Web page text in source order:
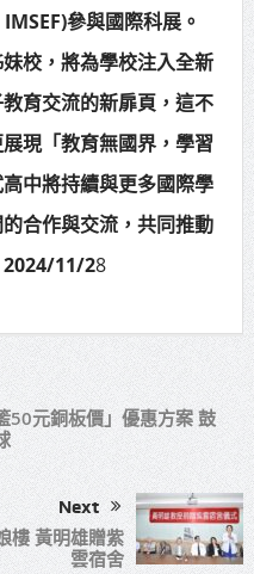
參與國際科展。
校，將為學校注入全新
育交流的新扉頁，這不
現「教育無國界，學習
中將持續與更多國際學
合作與交流，共同推動
2024/11/28
50元銅板價」優惠方案 鼓
Next
樓 黃明雄贈紫
雲宿舍